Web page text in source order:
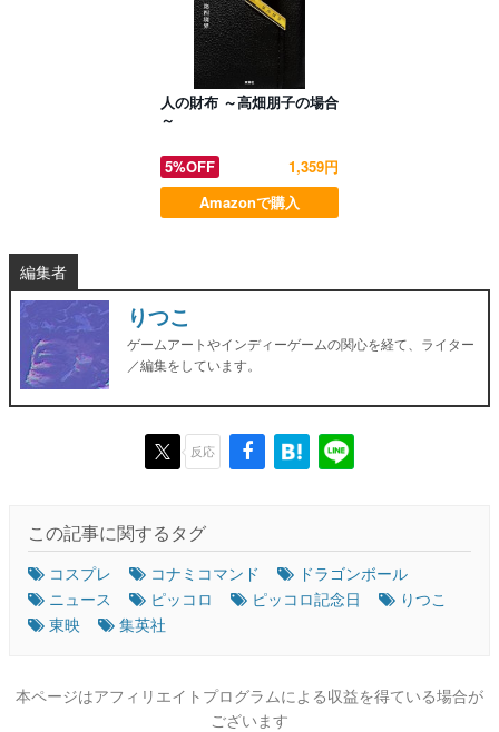
人の財布 ～高畑朋子の場合
～
5%OFF
1,359円
Amazonで購入
編集者
りつこ
ゲームアートやインディーゲームの関心を経て、ライター
／編集をしています。
反応
この記事に関するタグ
コスプレ コナミコマンド
ドラゴンボール
ニュース
ピッコロ ピッコロ記念日
りつこ
東映
集英社
本ページはアフィリエイトプログラムによる収益を得ている場合が
ございます